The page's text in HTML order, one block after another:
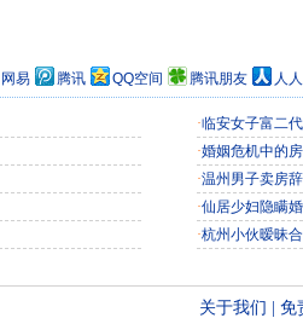
网易 腾讯 QQ空间 腾讯朋友 人
·临安女子富二
·婚姻危机中的
·温州男子卖房
·仙居少妇隐瞒
·杭州小伙暧昧
关于我们
免